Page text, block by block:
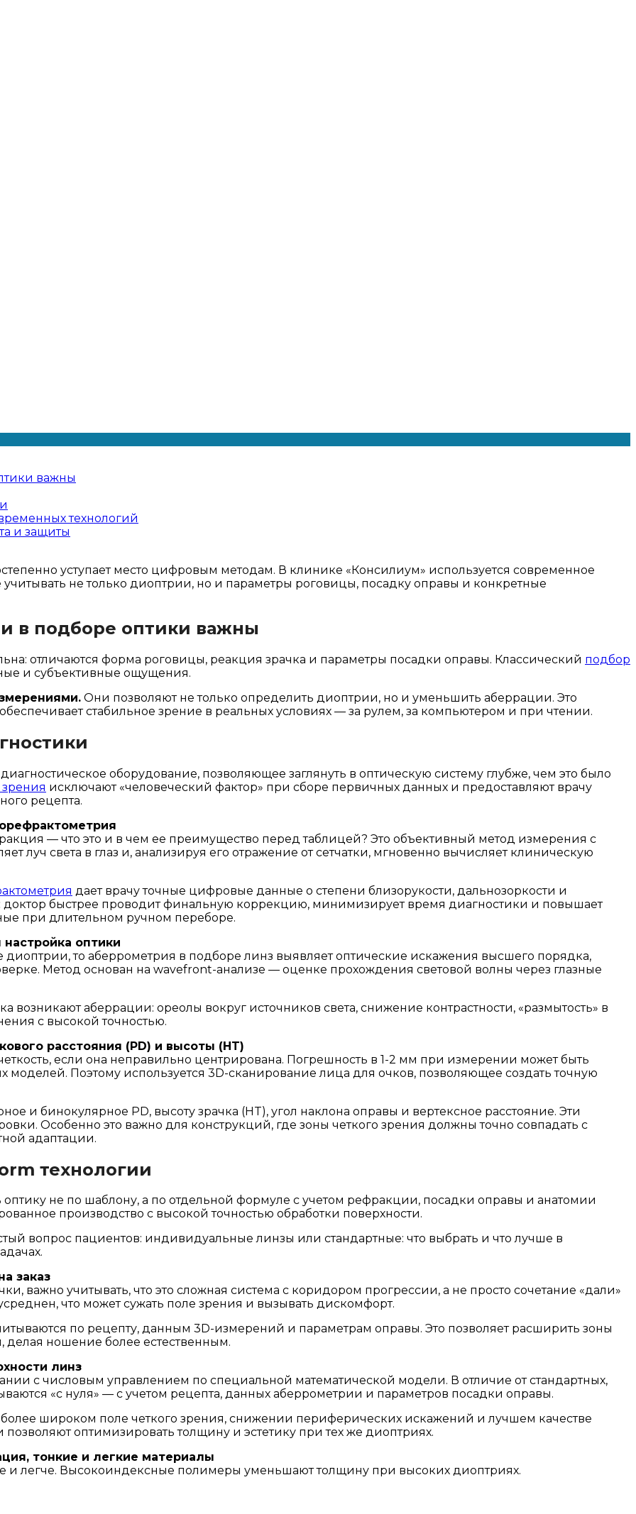
важны
технологий
и защиты
уступает место цифровым методам. В клинике «Консилиум» используется современное
не только диоптрии, но и параметры роговицы, посадку оправы и конкретные
в подборе оптики важны
отличаются форма роговицы, реакция зрачка и параметры посадки оправы. Классический подбор
и субъективные ощущения.
Они позволяют не только определить диоптрии, но и уменьшить аберрации. Это
стабильное зрение в реальных условиях — за рулем, за компьютером и при чтении.
оборудование, позволяющее заглянуть в оптическую систему глубже, чем это было
исключают «человеческий фактор» при сборе первичных данных и предоставляют врачу
рецепта.
— что это и в чем ее преимущество перед таблицей? Это объективный метод измерения с
луч света в глаз и, анализируя его отражение от сетчатки, мгновенно вычисляет клиническую
дает врачу точные цифровые данные о степени близорукости, дальнозоркости и
доктор быстрее проводит финальную коррекцию, минимизирует время диагностики и повышает
при длительном ручном переборе.
оптики
диоптрии, то аберрометрия в подборе линз выявляет оптические искажения высшего порядка,
Метод основан на wavefront-анализе — оценке прохождения световой волны через глазные
возникают аберрации: ореолы вокруг источников света, снижение контрастности, «размытость» в
с высокой точностью.
расстояния (PD) и высоты (HT)
если она неправильно центрирована. Погрешность в 1-2 мм при измерении может быть
Поэтому используется 3D-сканирование лица для очков, позволяющее создать точную
и бинокулярное PD, высоту зрачка (HT), угол наклона оправы и вертексное расстояние. Эти
Особенно это важно для конструкций, где зоны четкого зрения должны точно совпадать с
адаптации.
технологии
не по шаблону, а по отдельной формуле с учетом рефракции, посадки оправы и анатомии
производство с высокой точностью обработки поверхности.
вопрос пациентов: индивидуальные линзы или стандартные: что выбрать и что лучше в
заказ
важно учитывать, что это сложная система с коридором прогрессии, а не просто сочетание «дали»
что может сужать поле зрения и вызывать дискомфорт.
по рецепту, данным 3D-измерений и параметрам оправы. Это позволяет расширить зоны
делая ношение более естественным.
линз
с числовым управлением по специальной математической модели. В отличие от стандартных,
«с нуля» — с учетом рецепта, данных аберрометрии и параметров посадки оправы.
широком поле четкого зрения, снижении периферических искажений и лучшем качестве
оптимизировать толщину и эстетику при тех же диоптриях.
тонкие и легкие материалы
легче. Высокоиндексные полимеры уменьшают толщину при высоких диоптриях.